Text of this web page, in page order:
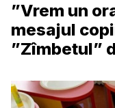
”Vrem un
mesajul
”Zîmbetul”